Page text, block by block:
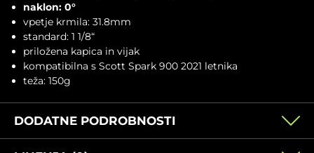
naklon: 0°
vpetje krmila: 31.8mm
standard: 1 1/8“
priložena kapica in vijak
kompatibilna s Scott Spark 900 2021 letnika
teža: 150g
DODATNE PODROBNOSTI